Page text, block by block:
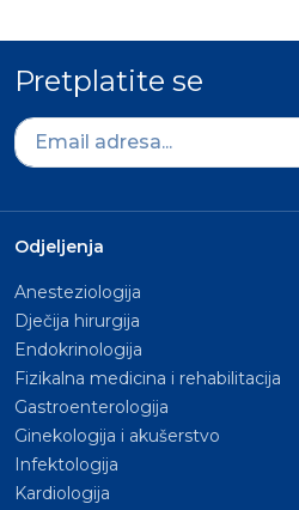
Pretplatite se
Odjeljenja
Anesteziologija
Dječija hirurgija
Endokrinologija
Fizikalna medicina i rehabilitacija
Gastroenterologija
Ginekologija i akušerstvo
Infektologija
Kardiologija